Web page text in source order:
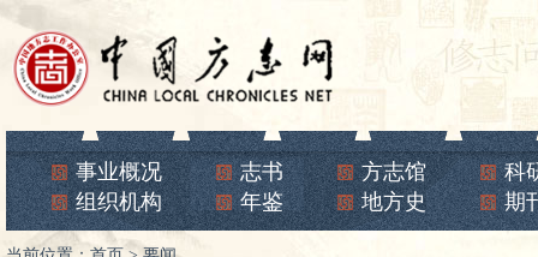
事业概况 志书 方志馆
科
组织机构
年鉴 地方史 期